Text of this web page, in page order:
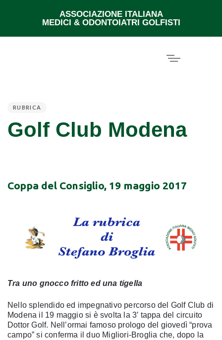
ASSOCIAZIONE ITALIANA
MEDICI & ODONTOIATRI GOLFISTI
RUBRICA
Golf Club Modena
Coppa del Consiglio, 19 maggio 2017
Tra uno gnocco fritto ed una tigella
Nello splendido ed impegnativo percorso del Golf Club di
Modena il 19 maggio si è svolta la 3′ tappa del circuito
Dottor Golf. Nell’ormai famoso prologo del giovedì “prova
campo” si conferma il duo Migliori-Broglia che, dopo la